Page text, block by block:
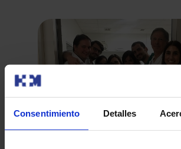
Consentimiento Detalles